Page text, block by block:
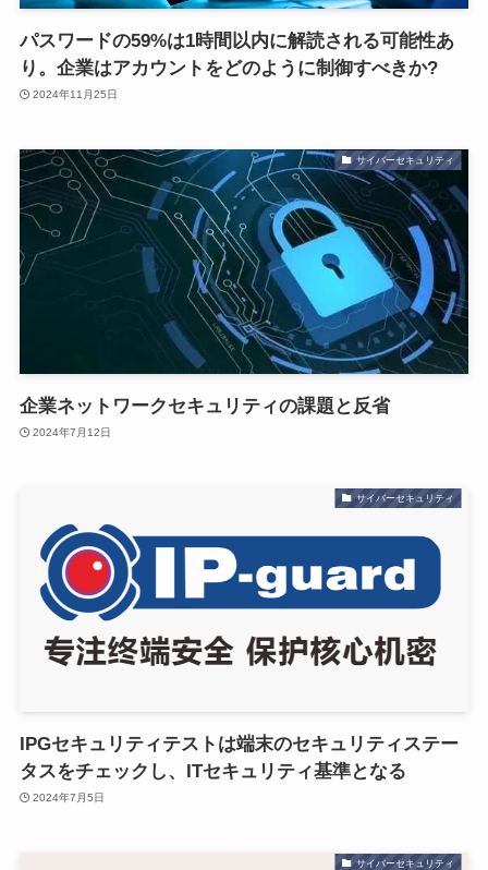
パスワードの59%は1時間以内に解読される可能性あ
り。企業はアカウントをどのように制御すべきか?
2024年11月25日
サイバーセキュリティ
企業ネットワークセキュリティの課題と反省
2024年7月12日
サイバーセキュリティ
IPGセキュリティテストは端末のセキュリティステー
タスをチェックし、ITセキュリティ基準となる
2024年7月5日
サイバーセキュリティ